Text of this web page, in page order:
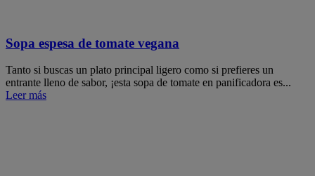
Sopa espesa de tomate vegana
Tanto si buscas un plato principal ligero como si prefieres un
entrante lleno de sabor, ¡esta sopa de tomate en panificadora es...
Leer más